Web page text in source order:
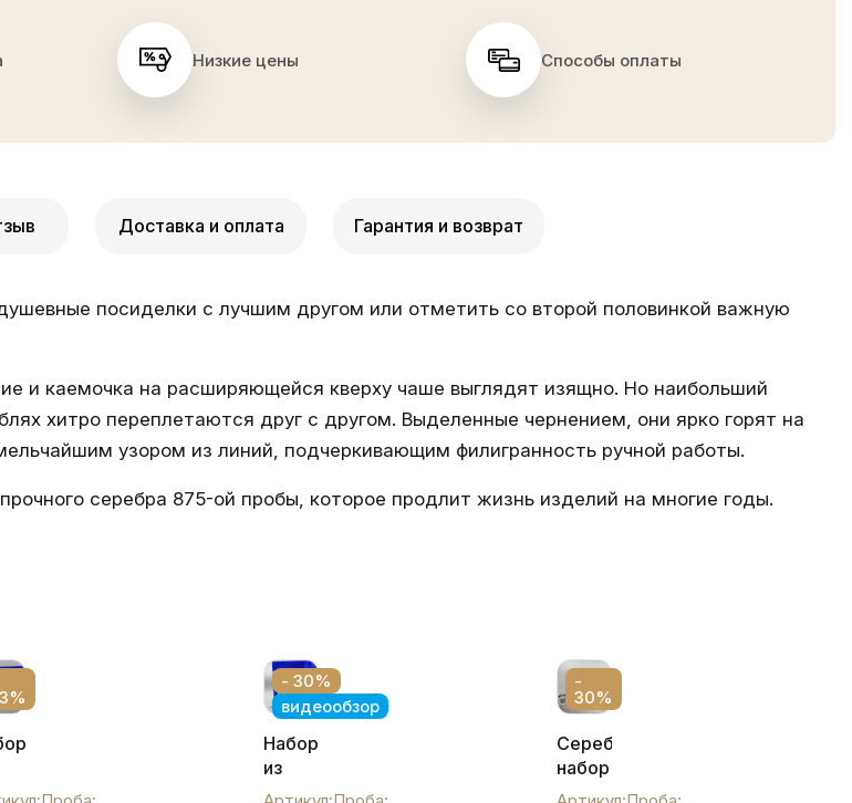
Низкие цены Способы оплаты
Доставка и оплата Гарантия и возврат
посиделки с лучшим другом или отметить со второй половинкой важную
и каемочка на расширяющейся кверху чаше выглядят изящно. Но наибольший
хитро переплетаются друг с другом. Выделенные чернением, они ярко горят на
узором из линий, подчеркивающим филигранность ручной работы.
серебра 875-ой пробы, которое продлит жизнь изделий на многие годы.
- 30%
видеообзор
Набор
из
двух
-
30%
Серебряный
набор
для